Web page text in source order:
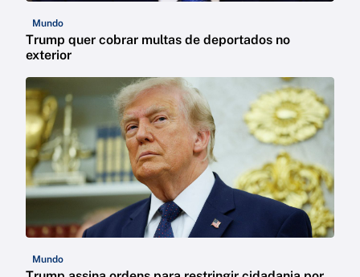
Mundo
Trump quer cobrar multas de deportados no
exterior
Mundo